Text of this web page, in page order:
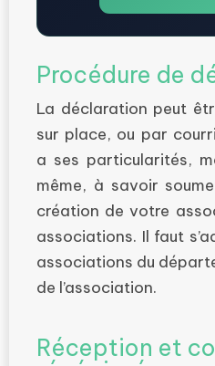
Procédure de
La déclaration peut
sur place, ou par
a ses particularités,
même, à savoir
création de votre
associations. Il faut
associations du
de l’association.
Réception et